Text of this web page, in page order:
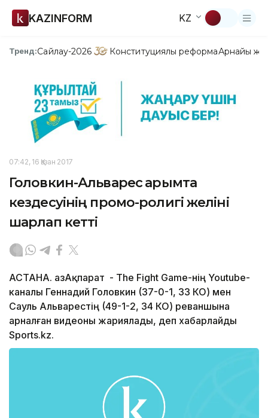
KAZINFORM KZ
Тренд:Сайлау-2026 Конституциялық реформаАрнайы
07:42, 16 Қазан 2017
Головкин-Альварес қарымта
кездесуінің промо-ролигі желіні
шарлап кетті
АСТАНА. ҚазАқпарат - The Fight Game-нің Youtube-
каналы Геннадий Головкин (37-0-1, 33 КО) мен
Сауль Альварестің (49-1-2, 34 КО) реваншына
арналған видеоны жариялады, деп хабарлайды
Sports.kz.